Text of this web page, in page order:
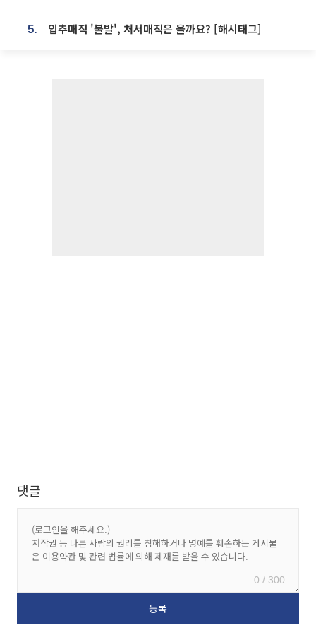
5. 입추매직 '불발', 처서매직은 올까요? [해시태그]
댓글
0 / 300